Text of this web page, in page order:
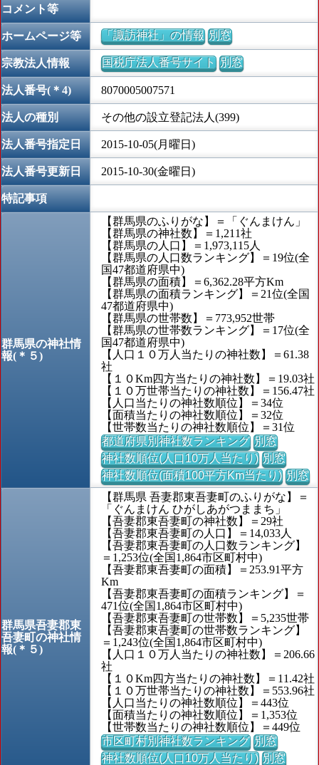
コメント等
ホームページ等 「諏訪神社」の情報 別窓
宗教法人情報 国税庁法人番号サイト 別窓
法人番号(＊4) 8070005007571
法人の種別 その他の設立登記法人(399)
法人番号指定日 2015-10-05(月曜日)
法人番号更新日 2015-10-30(金曜日)
特記事項
群馬県の神社情
報(＊５)
【群馬県のふりがな】＝「ぐんまけん」
【群馬県の神社数】＝1,211社
【群馬県の人口】＝1,973,115人
【群馬県の人口数ランキング】＝19位(全
国47都道府県中)
【群馬県の面積】＝6,362.28平方Km
【群馬県の面積ランキング】＝21位(全国
47都道府県中)
【群馬県の世帯数】＝773,952世帯
【群馬県の世帯数ランキング】＝17位(全
国47都道府県中)
【人口１０万人当たりの神社数】＝61.38
社
【１０Km四方当たりの神社数】＝19.03社
【１０万世帯当たりの神社数】＝156.47社
【人口当たりの神社数順位】＝34位
【面積当たりの神社数順位】＝32位
【世帯数当たりの神社数順位】＝31位
都道府県別神社数ランキング 別窓
神社数順位(人口10万人当たり) 別窓
神社数順位(面積100平方Km当たり) 別窓
群馬県吾妻郡東
吾妻町の神社情
報(＊５)
【群馬県 吾妻郡東吾妻町のふりがな】＝
「ぐんまけん ひがしあがつままち」
【吾妻郡東吾妻町の神社数】＝29社
【吾妻郡東吾妻町の人口】＝14,033人
【吾妻郡東吾妻町の人口数ランキング】
＝1,253位(全国1,864市区町村中)
【吾妻郡東吾妻町の面積】＝253.91平方
Km
【吾妻郡東吾妻町の面積ランキング】＝
471位(全国1,864市区町村中)
【吾妻郡東吾妻町の世帯数】＝5,235世帯
【吾妻郡東吾妻町の世帯数ランキング】
＝1,243位(全国1,864市区町村中)
【人口１０万人当たりの神社数】＝206.66
社
【１０Km四方当たりの神社数】＝11.42社
【１０万世帯当たりの神社数】＝553.96社
【人口当たりの神社数順位】＝443位
【面積当たりの神社数順位】＝1,353位
【世帯数当たりの神社数順位】＝449位
市区町村別神社数ランキング 別窓
神社数順位(人口10万人当たり) 別窓